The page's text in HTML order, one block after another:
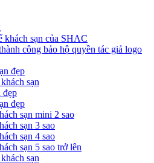
khách sạn của SHAC
công bảo hộ quyền tác giả logo
đẹp
sạn
đẹp
đẹp
sạn mini 2 sao
sạn 3 sao
sạn 4 sao
sạn 5 sao trở lên
sạn